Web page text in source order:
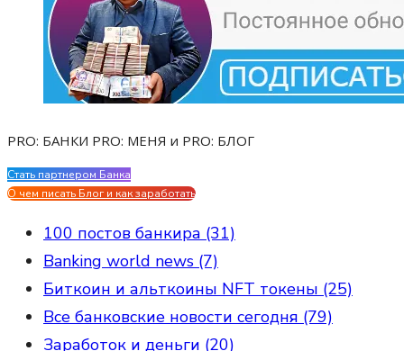
PRO: БАНКИ PRO: МЕНЯ и PRO: БЛОГ
Стать партнером Банка
О чем писать Блог и как заработать
100 постов банкира (31)
Banking world news (7)
Биткоин и альткоины NFT токены (25)
Все банковские новости сегодня (79)
Заработок и деньги (20)